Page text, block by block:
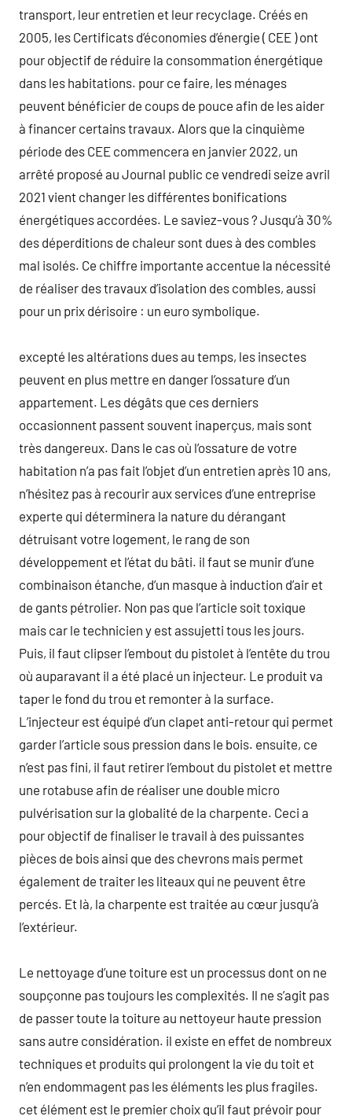
transport, leur entretien et leur recyclage. Créés en
2005, les Certificats d’économies d’énergie ( CEE ) ont
pour objectif de réduire la consommation énergétique
dans les habitations. pour ce faire, les ménages
peuvent bénéficier de coups de pouce afin de les aider
à financer certains travaux. Alors que la cinquième
période des CEE commencera en janvier 2022, un
arrêté proposé au Journal public ce vendredi seize avril
2021 vient changer les différentes bonifications
énergétiques accordées. Le saviez-vous ? Jusqu’à 30%
des déperditions de chaleur sont dues à des combles
mal isolés. Ce chiffre importante accentue la nécessité
de réaliser des travaux d’isolation des combles, aussi
pour un prix dérisoire : un euro symbolique.
excepté les altérations dues au temps, les insectes
peuvent en plus mettre en danger l’ossature d’un
appartement. Les dégâts que ces derniers
occasionnent passent souvent inaperçus, mais sont
très dangereux. Dans le cas où l’ossature de votre
habitation n’a pas fait l’objet d’un entretien après 10 ans,
n’hésitez pas à recourir aux services d’une entreprise
experte qui déterminera la nature du dérangant
détruisant votre logement, le rang de son
développement et l’état du bâti. il faut se munir d’une
combinaison étanche, d’un masque à induction d’air et
de gants pétrolier. Non pas que l’article soit toxique
mais car le technicien y est assujetti tous les jours.
Puis, il faut clipser l’embout du pistolet à l’entête du trou
où auparavant il a été placé un injecteur. Le produit va
taper le fond du trou et remonter à la surface.
L’injecteur est équipé d’un clapet anti-retour qui permet
garder l’article sous pression dans le bois. ensuite, ce
n’est pas fini, il faut retirer l’embout du pistolet et mettre
une rotabuse afin de réaliser une double micro
pulvérisation sur la globalité de la charpente. Ceci a
pour objectif de finaliser le travail à des puissantes
pièces de bois ainsi que des chevrons mais permet
également de traiter les liteaux qui ne peuvent être
percés. Et là, la charpente est traitée au cœur jusqu’à
l’extérieur.
Le nettoyage d’une toiture est un processus dont on ne
soupçonne pas toujours les complexités. Il ne s’agit pas
de passer toute la toiture au nettoyeur haute pression
sans autre considération. il existe en effet de nombreux
techniques et produits qui prolongent la vie du toit et
n’en endommagent pas les éléments les plus fragiles.
cet élément est le premier choix qu’il faut prévoir pour